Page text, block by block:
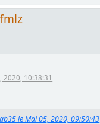
2020, 10:38:31
le Mai 05, 2020, 09:50:43